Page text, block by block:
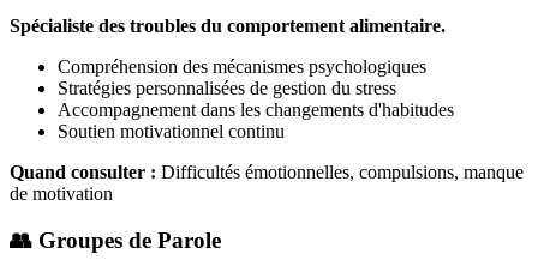
Spécialiste des troubles du comportement alimentaire.
Compréhension des mécanismes psychologiques
Stratégies personnalisées de gestion du stress
Accompagnement dans les changements d'habitudes
Soutien motivationnel continu
Quand consulter : Difficultés émotionnelles, compulsions, manque
de motivation
👥 Groupes de Parole